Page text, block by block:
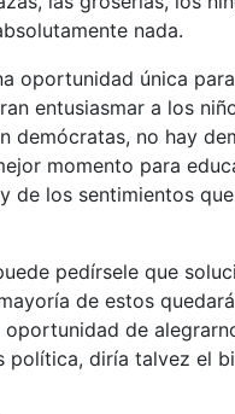
nada.
oportunidad única
entusiasmar a los
demócratas, no hay
momento para
de los sentimientos
pedírsele que
de estos
oportunidad de
política, diría talvez el